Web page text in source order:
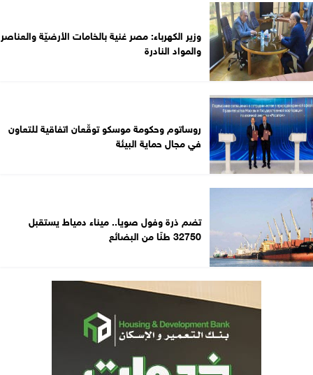
وزير الكهرباء: مصر غنية بالخامات الأرضيّة والعناصر
والمواد النادرة
روساتوم وحكومة موسكو توقّعان اتفاقية للتعاون
في مجال حماية البيئة
تضم ذرة وفول صويا.. ميناء دمياط يستقبل
32750 طنًا من البضائع